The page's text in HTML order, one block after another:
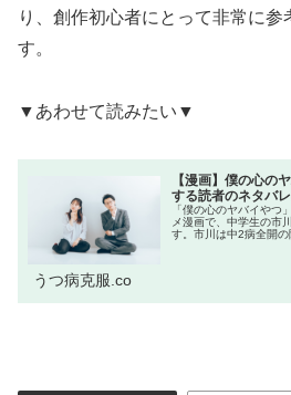
り、創作初心者にとって非常に参
す。
▼あわせて読みたい▼
【漫画】僕の心の
する読者のネタバレ
「僕の心のヤバイやつ
メ漫画で、中学生の市
す。市川は中2病全開の
うつ病克服.co